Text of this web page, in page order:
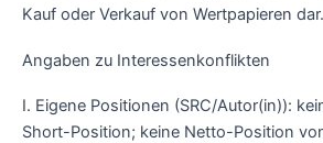
Kauf oder Verkauf von Wertpapieren dar.
Angaben zu Interessenkonflikten
I. Eigene Positionen (SRC/Autor(in)):
Short-Position; keine Netto-Position